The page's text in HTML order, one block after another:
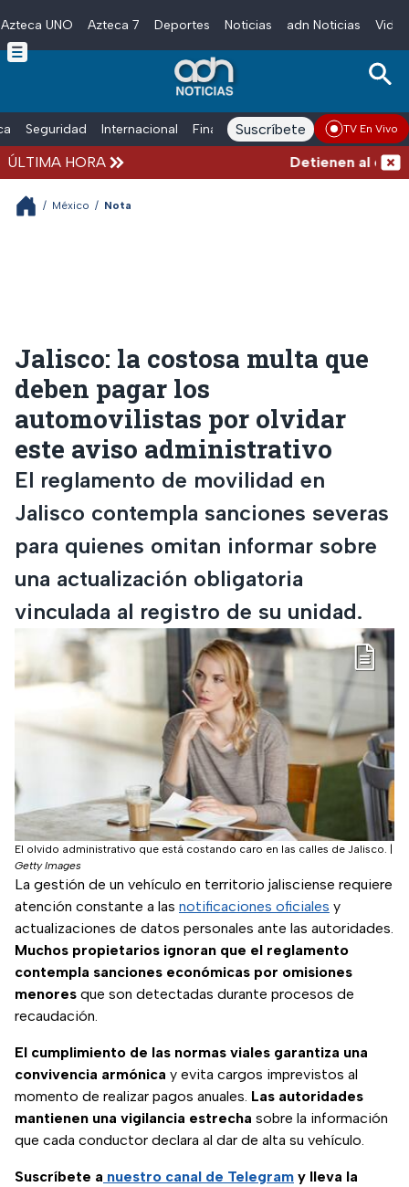
Skip to main content
Azteca UNO Azteca 7 Deportes Noticias adn Noticias
Seguridad Internacional Finanzas adn Noticias Radio
Suscríbete TV En Vivo
ÚLTIMA HORA Detienen al
/ México / Nota
Jalisco: la costosa multa que
deben pagar los
automovilistas por olvidar
este aviso administrativo
El reglamento de movilidad en
Jalisco contempla sanciones severas
para quienes omitan informar sobre
una actualización obligatoria
vinculada al registro de su unidad.
El olvido administrativo que está costando caro en las calles de Jalisco.
Getty Images
La gestión de un vehículo en territorio jalisciense requiere
atención constante a las notificaciones oficiales y
actualizaciones de datos personales ante las autoridades.
Muchos propietarios ignoran que el reglamento
contempla sanciones económicas por omisiones
menores que son detectadas durante procesos de
recaudación.
El cumplimiento de las normas viales garantiza una
convivencia armónica y evita cargos imprevistos al
momento de realizar pagos anuales. Las autoridades
mantienen una vigilancia estrecha sobre la información
que cada conductor declara al dar de alta su vehículo.
Suscríbete a nuestro canal de Telegram y lleva la